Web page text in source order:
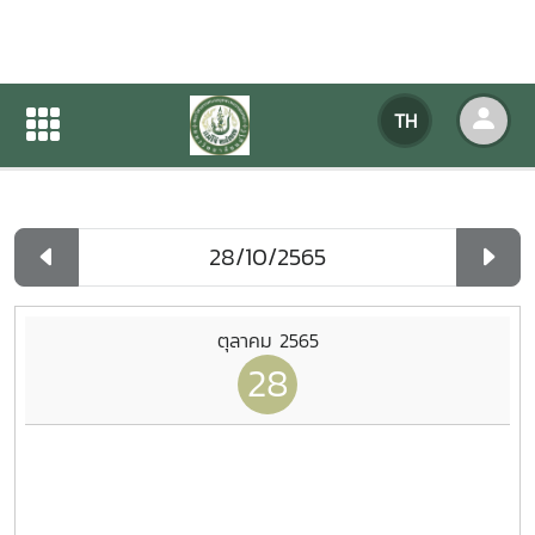
TH
ปฏิทินกิจกรรมของหน่วยงาน
ปฏิทินกิจกรรมของหน่วยงาน
ตุลาคม 2565
28